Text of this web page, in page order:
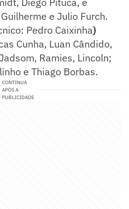
e Julio Furch.
Pedro Caixinha)
Cunha, Luan Cândido,
Ramies, Lincoln;
e Thiago Borbas.
CONTINUA
APÓS A
PUBLICIDADE